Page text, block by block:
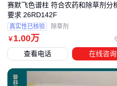
在紧急情况下，电
急，但要注意成分
四、电解质补充
选对电解质产品只
￥ 1.00万
赛默飞色谱柱 符合农药和除草剂分
要求 26RD142F
真实性已核验 除草剂
查看电话 在线咨询